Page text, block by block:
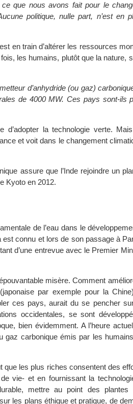
que nous avons fait pour le
politique, nulle part, n’est en
en train d’altérer les ressources
les humains, plutôt que la nature,
d’anhydride (ou gaz)
de 4000 MW. Ces pays sont-ils
d’adopter la technologie verte.
et voit dans le changement
assure que l’Inde rejoindre un
Kyoto en 2012.
de l’eau dans le
connu et lors de son passage à
d’une entrevue avec le Premier
misère. Comment
par exemple pour la
ces pays, aurait du se pencher
occidentales, se sont
bien évidemment. A l’heure
gaz carbonique émis par les
les plus riches consentent des
vie- et en fournissant la
mettre au point des plantes
les plans éthique et pratique, de